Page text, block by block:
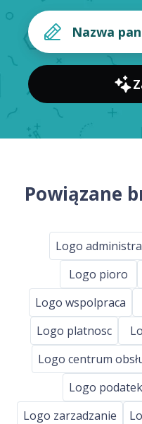
Powiązane
Logo
Logo pioro
Logo wspolpraca
Logo platnosc
Logo centrum
Logo podatek
Logo zarzadzanie